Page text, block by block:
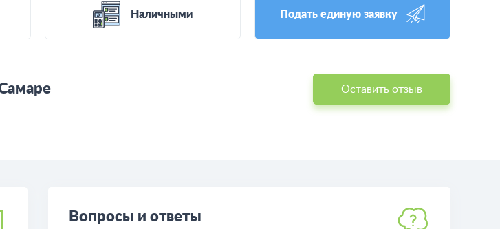
Наличными Подать единую заявку
Оставить отзыв
Вопросы и ответы